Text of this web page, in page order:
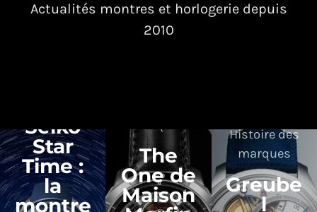
Actualités montres et horlogerie depuis
2010
Seiko
Star
Time :
la
montre
The
One de
Maison
Histoire des
marques
Greube
l